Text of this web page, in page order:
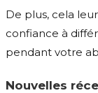
De plus, cela
confiance à
pendant votre
Nouvelles